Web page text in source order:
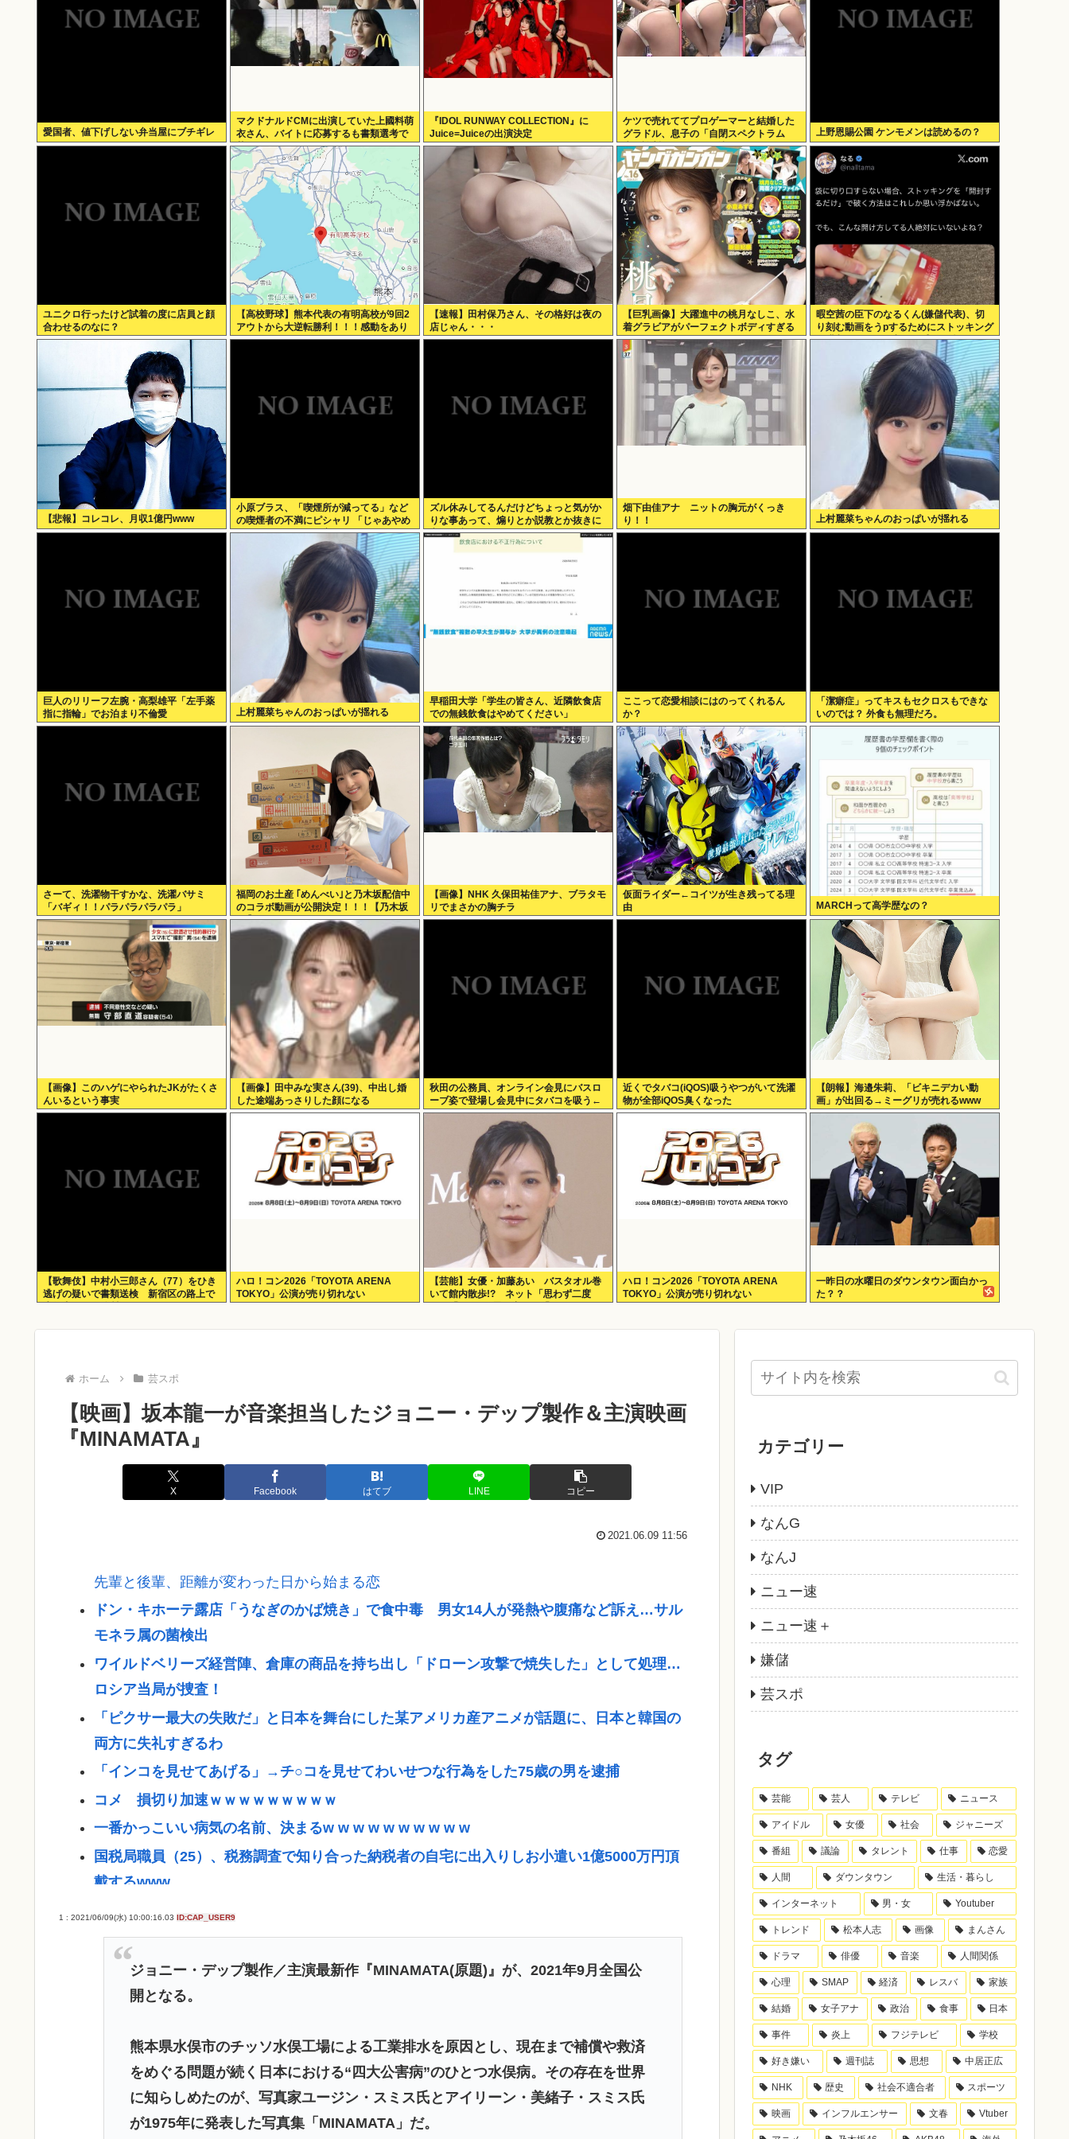
愛国者、値下げしない弁当屋にブチギレ
マクドナルドCMに出演していた上國料萌
衣さん、バイトに応募するも書類選考で
落ちる
『IDOL RUNWAY COLLECTION』に
Juice=Juiceの出演決定
ケツで売れててプロゲーマーと結婚した
グラドル、息子の「自閉スペクトラム
症」診断にショックで泣く
上野恩賜公園 ケンモメンは読めるの？
ユニクロ行ったけど試着の度に店員と顔
合わせるのなに？
【高校野球】熊本代表の有明高校が9回2
アウトから大逆転勝利！！！感動をあり
がとう
【速報】田村保乃さん、その格好は夜の
店じゃん・・・
【巨乳画像】大躍進中の桃月なしこ、水
着グラビアがパーフェクトボディすぎる
www
暇空茜の臣下のなるくん(嫌儲代表)、切
り刻む動画をうpするためにストッキング
を購入、ハサミを入れて感触を楽しむ
【悲報】コレコレ、月収1億円www
小原ブラス、「喫煙所が減ってる」など
の喫煙者の不満にピシャリ 「じゃあやめ
れば？タバコなんて家でだけ吸ってれば
ズル休みしてるんだけどちょっと気がか
りな事あって、煽りとか説教とか抜きに
客観的意見くれる人だけきてくれ
畑下由佳アナ ニットの胸元がくっき
り！！
上村麗菜ちゃんのおっぱいが揺れる
巨人のリリーフ左腕・高梨雄平「左手薬
指に指輪」でお泊まり不倫愛
上村麗菜ちゃんのおっぱいが揺れる
早稲田大学「学生の皆さん、近隣飲食店
での無銭飲食はやめてください」
ここって恋愛相談にはのってくれるん
か？
「潔癖症」ってキスもセクロスもできな
いのでは？ 外食も無理だろ。
さーて、洗濯物干すかな、洗濯バサミ
「バギィ！！パラパラパラパラ」
福岡のお土産 ｢めんべい｣と乃木坂配信中
のコラボ動画が公開決定！！！【乃木坂
46】
【画像】NHK 久保田祐佳アナ、ブラタモ
リでまさかの胸チラ
仮面ライダー←コイツが生き残ってる理
由
MARCHって高学歴なの？
【画像】このハゲにやられたJKがたくさ
んいるという事実
【画像】田中みな実さん(39)、中出し婚
した途端あっさりした顔になる
秋田の公務員、オンライン会見にバスロ
ーブ姿で登場し会見中にタバコを吸う←
あのさあ！
近くでタバコ(iQOS)吸うやつがいて洗濯
物が全部iQOS臭くなった
【朗報】海邉朱莉、「ビキニデカい動
画」が出回る→ミーグリが売れるwww
【歌舞伎】中村小三郎さん（77）をひき
逃げの疑いで書類送検 新宿区の路上で
歩行者の20代女性をはねてけがをさせた
ハロ！コン2026「TOYOTA ARENA
TOKYO」公演が売り切れない
【芸能】女優・加藤あい バスタオル巻
いて館内散歩!? ネット「思わず二度
見」「IWGPを思い出す」「セクシーサン
ハロ！コン2026「TOYOTA ARENA
TOKYO」公演が売り切れない
一昨日の水曜日のダウンタウン面白かっ
た？？
ホーム 芸スポ
【映画】坂本龍一が音楽担当したジョニー・デップ製作＆主演映画
『MINAMATA』
X Facebook はてブ LINE コピー
2021.06.09 11:56
先輩と後輩、距離が変わった日から始まる恋
ドン・キホーテ露店「うなぎのかば焼き」で食中毒 男女14人が発熱や腹痛など訴え…サル
モネラ属の菌検出
ワイルドベリーズ経営陣、倉庫の商品を持ち出し「ドローン攻撃で焼失した」として処理…
ロシア当局が捜査！
「ピクサー最大の失敗だ」と日本を舞台にした某アメリカ産アニメが話題に、日本と韓国の
両方に失礼すぎるわ
「インコを見せてあげる」→チ○コを見せてわいせつな行為をした75歳の男を逮捕
コメ 損切り加速ｗｗｗｗｗｗｗｗｗ
一番かっこいい病気の名前、決まるw w w w w w w w w w
国税局職員（25）、税務調査で知り合った納税者の自宅に出入りしお小遣い1億5000万円頂
戴するwww
高配当をうたった「みんなで大家さん」→実態は2881億円の債務超過
【九州名物】鶏刺し食べた医師、全身麻痺へ…「死んだほうが良い」
へずまりゅう、被災地で発熱。現地の医療リソース消耗させるとか予想以上に迷惑だったな
【衝撃】ジャンポケ斉藤の被害女性「バウムクーヘン売ったりTikTokライブしててムカつい
日産e-power、無給油で1980km走行しギネス記録を達成、無駄な発電や送電ロスなくEVよ
りエコを証明
【熱波】ドイツ、暑すぎて１ヶ月で９６００人死亡
この映画は観なくていいって作品教えて
1 : 2021/06/09(水) 10:00:16.03 ID:CAP_USER9
ジョニー・デップ製作／主演最新作『MINAMATA(原題)』が、2021年9月全国公
開となる。
熊本県水俣市のチッソ水俣工場による工業排水を原因とし、現在まで補償や救済
をめぐる問題が続く日本における“四大公害病”のひとつ水俣病。その存在を世界
に知らしめたのが、写真家ユージン・スミス氏とアイリーン・美緒子・スミス氏
が1975年に発表した写真集「MINAMATA」だ。
カテゴリー
VIP
なんG
なんJ
ニュー速
ニュー速＋
嫌儲
芸スポ
タグ
芸能 芸人 テレビ ニュース
アイドル 女優 社会 ジャニーズ
番組 議論 タレント 仕事 恋愛
人間 ダウンタウン 生活・暮らし
インターネット 男・女 Youtuber
トレンド 松本人志 画像 まんさん
ドラマ 俳優 音楽 人間関係
心理 SMAP 経済 レスバ 家族
結婚 女子アナ 政治 食事 日本
事件 炎上 フジテレビ 学校
好き嫌い 週刊誌 思想 中居正広
NHK 歴史 社会不適合者 スポーツ
映画 インフルエンサー 文春 Vtuber